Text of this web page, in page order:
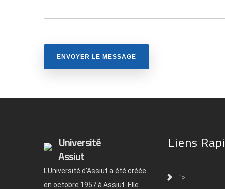
Université
Assiut
L'Université d'Assiut a été créée
en octobre 1957 à Assiut. Elle
Liens
">